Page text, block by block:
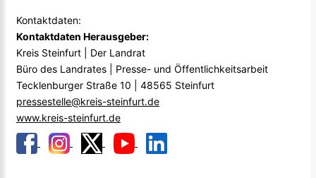
Kontaktdaten:
Kontaktdaten Herausgeber:
Kreis Steinfurt | Der Landrat
Büro des Landrates | Presse- und Öffentlichkeitsarbeit
Tecklenburger Straße 10 | 48565 Steinfurt
pressestelle@kreis-steinfurt.de
www.kreis-steinfurt.de